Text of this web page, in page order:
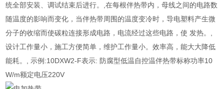
统全部安装、调试结束后进行。,在每根伴热带内，母线之间的电路数
随温度的影响而变化，当伴热带周围的温度变冷时，导电塑料产生微
分子的收缩而使碳粒连接形成电路，电流经过这些电路，使 发热。,
设计工作量小，施工方便简单，维护工作量小。效率高，能大大降低
能耗。, 示例:10DXW2-F表示: 防腐型低温自控温伴热带标称功率10
W/m额定电压220V